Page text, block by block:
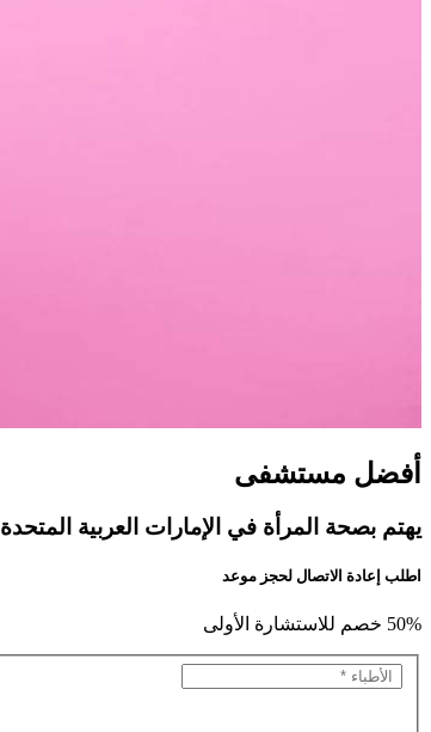
أفضل مستشفى
يهتم بصحة المرأة في الإمارات العربية المتحدة
اطلب إعادة الاتصال لحجز موعد
50% خصم للاستشارة الأولى